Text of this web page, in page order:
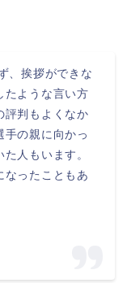
、挨拶ができな
たような言い方
評判もよくなか
手の親に向かっ
人もいます。
なったこともあ